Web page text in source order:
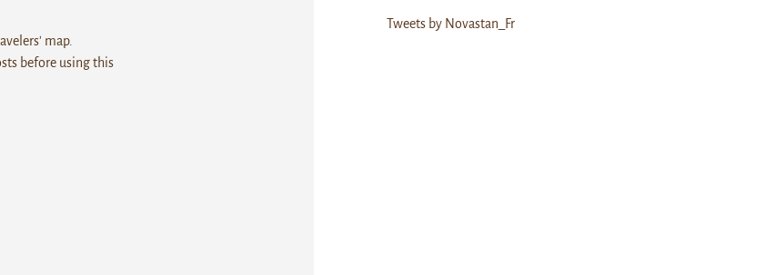
map.
before using this
Tweets by Novastan_Fr